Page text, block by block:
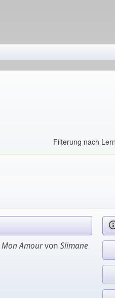
Filterung nach
Mon Amourvon Slimane